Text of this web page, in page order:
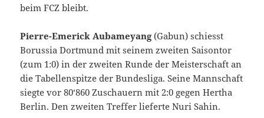
beim FCZ bleibt.
Pierre-Emerick Aubameyang(Gabun) schiesst
Borussia Dortmund mit seinem zweiten Saisontor
(zum 1:0) in der zweiten Runde der Meisterschaft an
die Tabellenspitze der Bundesliga. Seine Mannschaft
siegte vor 80‘860 Zuschauern mit 2:0 gegen Hertha
Berlin. Den zweiten Treffer lieferte Nuri Sahin.